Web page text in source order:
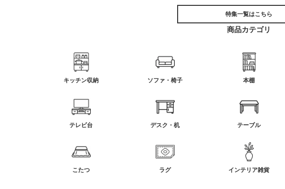
特集一覧はこちら
商品カテゴリ
キッチン収納 ソファ・椅子 本棚
テレビ台 デスク・机 テーブル
こたつ ラグ インテリア雑貨